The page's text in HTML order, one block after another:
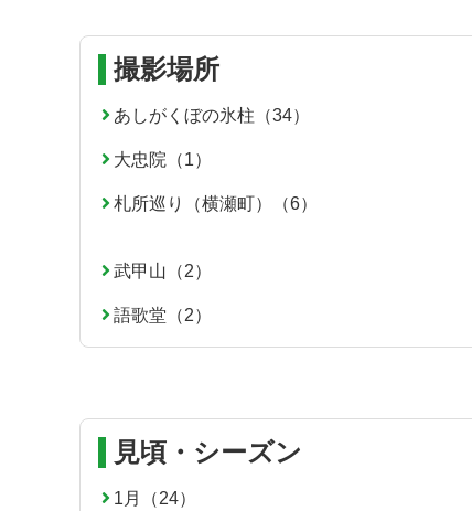
撮影場所
あしがくぼの氷柱（34）
大忠院（1）
札所巡り（横瀬町）（6）
武甲山（2）
語歌堂（2）
見頃・シーズン
1月（24）